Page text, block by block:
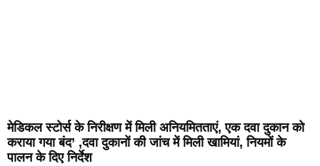
मेडिकल स्टोर्स के निरीक्षण में मिली अनियमितताएं, एक दवा दुकान को
कराया गया बंद’ ,दवा दुकानों की जांच में मिली खामियां, नियमों के
पालन के दिए निर्देश